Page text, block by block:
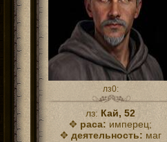
лз0:
лз: Кай, 52
✥ раса: имперец;
✥ деятельность: маг